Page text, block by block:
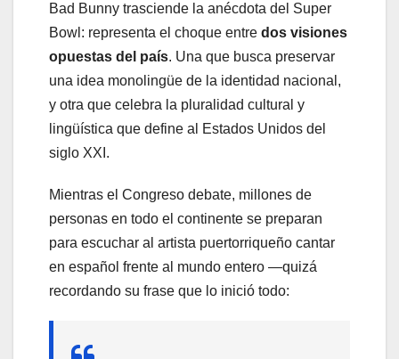
Bad Bunny trasciende la anécdota del Super
Bowl: representa el choque entre dos visiones
opuestas del país. Una que busca preservar
una idea monolingüe de la identidad nacional,
y otra que celebra la pluralidad cultural y
lingüística que define al Estados Unidos del
siglo XXI.
Mientras el Congreso debate, millones de
personas en todo el continente se preparan
para escuchar al artista puertorriqueño cantar
en español frente al mundo entero —quizá
recordando su frase que lo inició todo: